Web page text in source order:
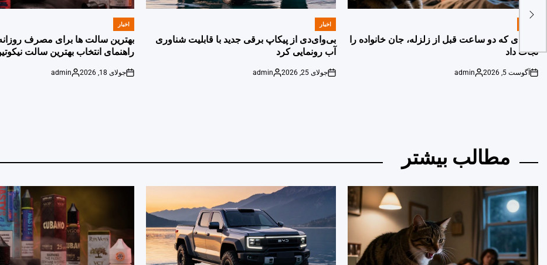
گربه‌ای که دو ساعت قبل از زلزله، جان خانواده را
نجات داد
on
آگوست 5, 2026
Posted
admin
POSTED
اخبار
بی‌وای‌دی از پیکاپ برقی جدید با قابلیت شناوری
آب رونمایی کرد
on
جولای 25, 2026
Posted
admin
POSTED
اخبار
بهترین سالت ها برای مصرف
راهنمای انتخاب بهترین سالت
on
جولای 18, 2026
Posted
admin
مطالب بیشتر